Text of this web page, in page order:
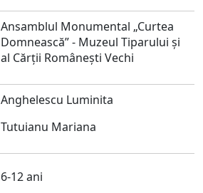
Ansamblul Monumental „Curtea
Domnească” - Muzeul Tiparului și
al Cărții Românești Vechi
Anghelescu Luminita
Tutuianu Mariana
6-12 ani